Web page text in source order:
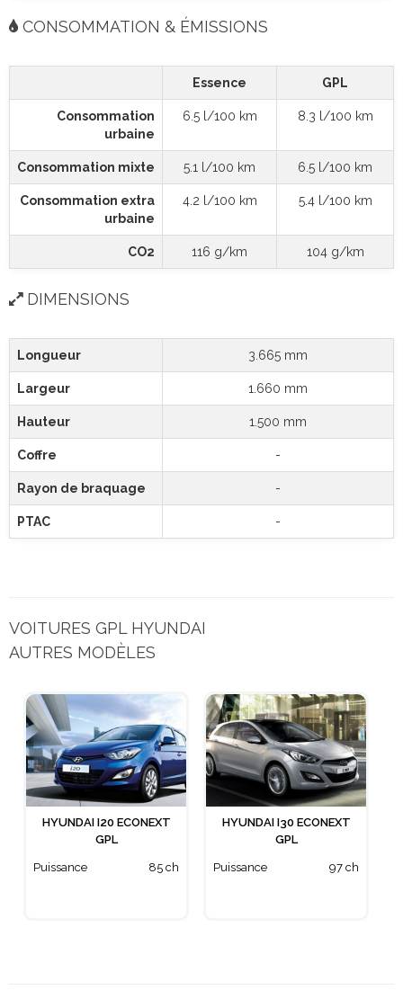
CONSOMMATION & ÉMISSIONS
Essence GPL
Consommation
urbaine
6.5 l/100 km 8.3 l/100 km
Consommation mixte 5.1 l/100 km 6.5 l/100 km
Consommation extra
urbaine
4.2 l/100 km 5.4 l/100 km
CO2 116 g/km 104 g/km
DIMENSIONS
Longueur 3.665 mm
Largeur 1.660 mm
Hauteur 1.500 mm
Coffre -
Rayon de braquage -
PTAC -
VOITURES GPL HYUNDAI
AUTRES MODÈLES
HYUNDAI I20 ECONEXT
GPL
Puissance 85 ch
HYUNDAI I30 ECONEXT
GPL
Puissance 97 ch